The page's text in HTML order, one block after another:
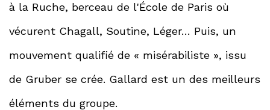
à la Ruche, berceau de l'École de Paris où
vécurent Chagall, Soutine, Léger… Puis, un
mouvement qualifié de « misérabiliste », issu
de Gruber se crée. Gallard est un des meilleurs
éléments du groupe.